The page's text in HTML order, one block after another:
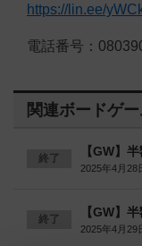
https://lin.ee/
電話番号：
関連ボードゲ
終了 【GW】
2025年4月28
終了 【GW】
2025年4月29